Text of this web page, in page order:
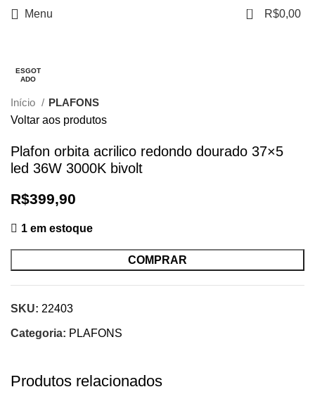
Menu 0 R$0,00
Clique para ampliar
Início
PLAFONS
Voltar aos produtos
Plafon orbita acrilico redondo dourado 37×5
led 36W 3000K bivolt
R$399,90
1 em estoque
COMPRAR
SKU: 22403
Categoria: PLAFONS
Produtos relacionados
ESGOT
ADO
ESGOT
ADO